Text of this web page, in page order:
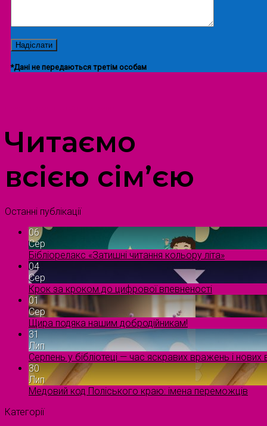
*Дані не передаються третім особам
Читаємо
всією сім’єю
Останні публікації
06
Сер
Бібліорелакс «Затишні читання кольору літа»
04
Сер
Крок за кроком до цифрової впевненості
01
Сер
Щира подяка нашим добродійникам!
31
Лип
Серпень у бібліотеці — час яскравих вражень і нових
30
Лип
Медовий код Поліського краю: імена переможців
Категорії